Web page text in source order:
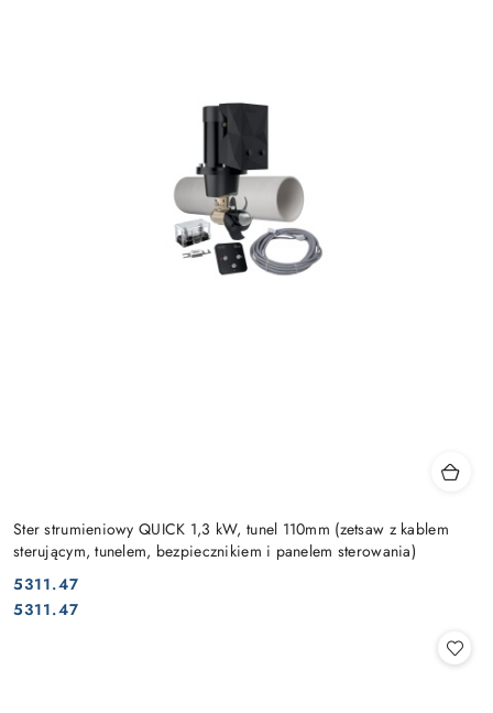
Ster strumieniowy QUICK 1,3 kW, tunel 110mm (zetsaw z kablem
sterującym, tunelem, bezpiecznikiem i panelem sterowania)
Cena:
5311.47
Cena:
5311.47